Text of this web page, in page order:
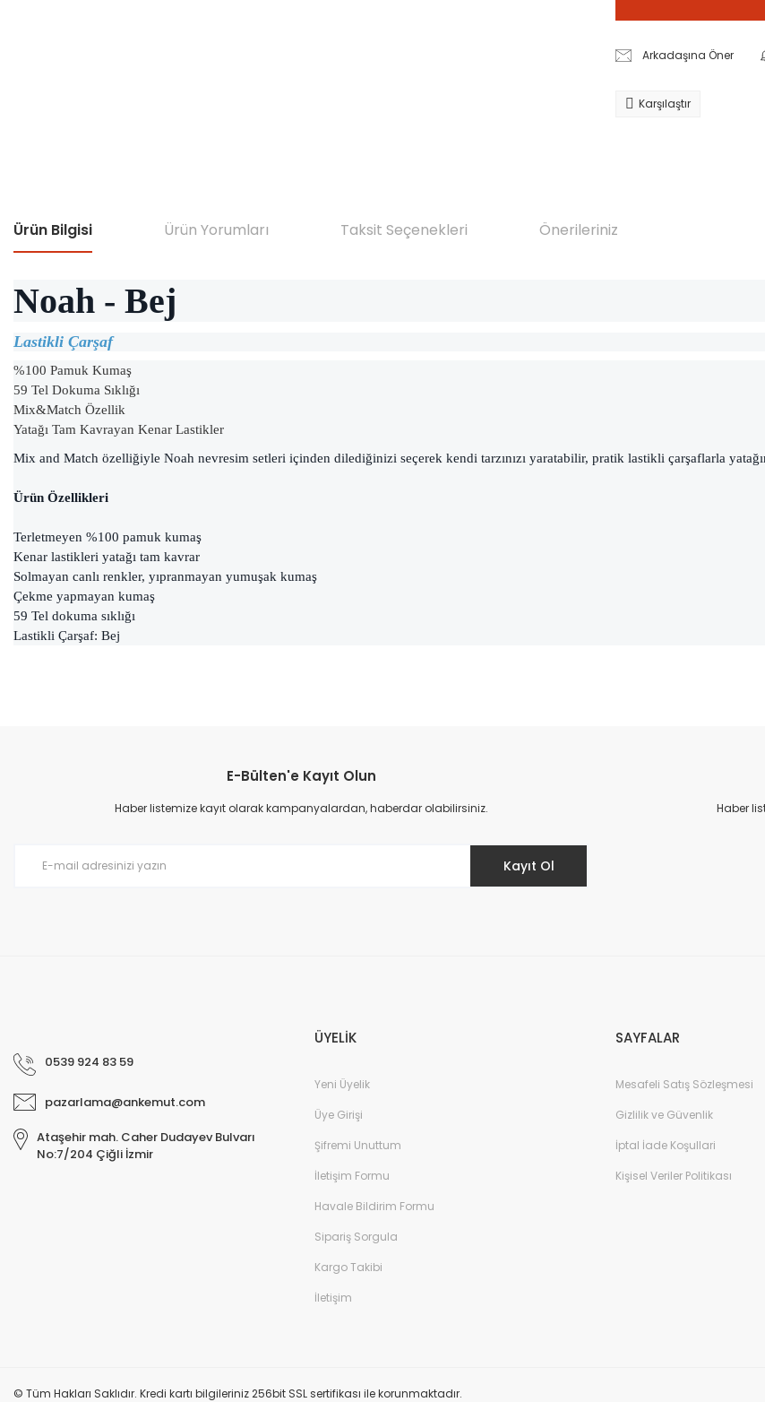
Arkadaşına Öner
Karşılaştır
Ürün Bilgisi Ürün Yorumları Taksit Seçenekleri Önerileriniz
Noah - Bej
Lastikli Çarşaf
%100 Pamuk Kumaş
59 Tel Dokuma Sıklığı
Mix&Match Özellik
Yatağı Tam Kavrayan Kenar Lastikler
Mix and Match özelliğiyle Noah nevresim setleri içinden dilediğinizi seçerek kendi tarzınızı yaratabilir, pratik lastikli çarşaflarla
Ürün Özellikleri
Terletmeyen %100 pamuk kumaş
Kenar lastikleri yatağı tam kavrar
Solmayan canlı renkler, yıpranmayan yumuşak kumaş
Çekme yapmayan kumaş
59 Tel dokuma sıklığı
Lastikli Çarşaf: Bej
Ürün resmi kalitesiz, bozuk veya görüntülenemiyor.
Ürün açıklamasında eksik bilgiler bulunuyor.
E-Bülten'e Kayıt Olun
Haber listemize kayıt olarak kampanyalardan, haberdar olabilirsiniz.
Kayıt Ol
Haber
0539 924 83 59
pazarlama@ankemut.com
Ataşehir mah. Caher Dudayev Bulvarı
No:7/204 Çiğli İzmir
ÜYELİK
Yeni Üyelik
Üye Girişi
Şifremi Unuttum
İletişim Formu
Havale Bildirim Formu
Sipariş Sorgula
Kargo Takibi
İletişim
SAYFALAR
Mesafeli Satış Sözleşmesi
Gizlilik ve Güvenlik
İptal İade Koşullari
Kişisel Veriler Politikası
© Tüm Hakları Saklıdır. Kredi kartı bilgileriniz 256bit SSL sertifikası ile korunmaktadır.